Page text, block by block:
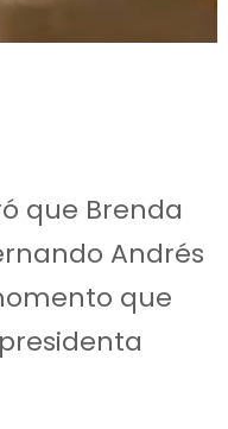
que Brenda
Andrés
que